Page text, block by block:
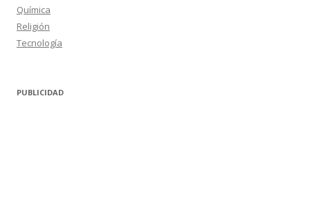
Química
Religión
Tecnología
PUBLICIDAD